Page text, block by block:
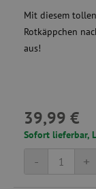
Mit diesem
Rotkäppchen
aus!
39,99 €
Sofort lieferbar,
+
-